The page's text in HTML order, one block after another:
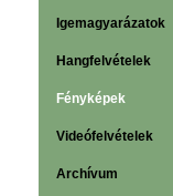
Igemagyarázatok
Hangfelvételek
Fényképek
Videófelvételek
Archívum